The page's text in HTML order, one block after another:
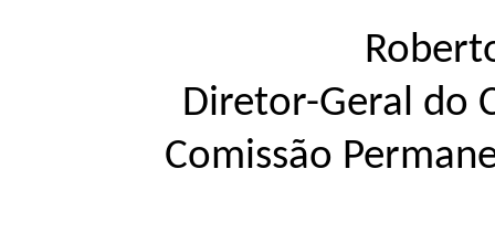
Diretor-Geral do
Comissão